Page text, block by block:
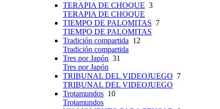
TERAPIA DE CHOQUE 3
TERAPIA DE CHOQUE
TIEMPO DE PALOMITAS 7
TIEMPO DE PALOMITAS
Tradición compartida 12
Tradición compartida
Tres por Japón 31
Tres por Japón
TRIBUNAL DEL VIDEOJUEGO 7
TRIBUNAL DEL VIDEOJUEGO
Trotamundos 10
Trotamundos